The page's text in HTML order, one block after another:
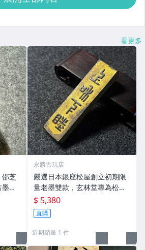
看更多
邵芝
專
永勝古玩店
嚴選日本銀座松屋創立初期限
量老墨雙款，玄林堂專為松屋
打造，重量22.5g，適合收藏
及品味民國時期古雅文化 文房
用具 民國古墨 收藏文玩
$ 5,380
直購
近期銷量 1 件